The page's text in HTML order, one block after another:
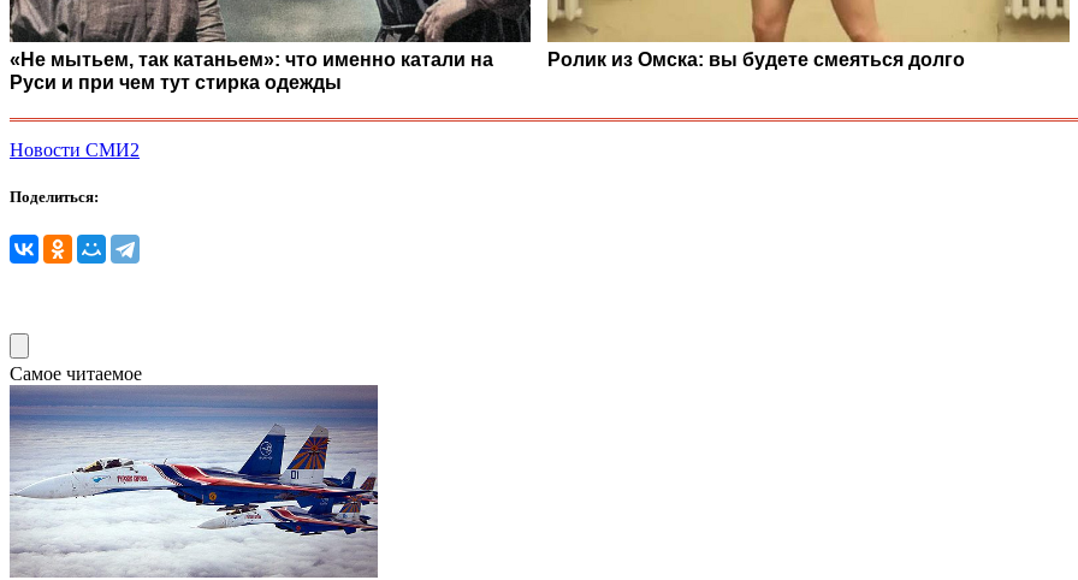
«Не мытьем, так катаньем»: что именно катали на
Руси и при чем тут стирка одежды
Ролик из Омска: вы будете смеяться долго
Новости СМИ2
Поделиться:
Самое читаемое